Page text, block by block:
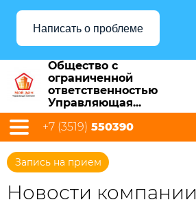
Написать о проблеме
Общество с
ограниченной
ответственностью
Управляющая...
+7 (3519) 550390
Запись на прием
Новости компании